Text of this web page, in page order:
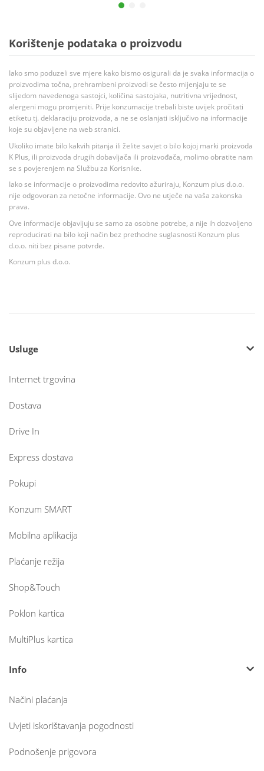
Korištenje podataka o proizvodu
Iako smo poduzeli sve mjere kako bismo osigurali da je svaka informacija o
proizvodima točna, prehrambeni proizvodi se često mijenjaju te se
slijedom navedenoga sastojci, količina sastojaka, nutritivna vrijednost,
alergeni mogu promjeniti. Prije konzumacije trebali biste uvijek pročitati
etiketu tj. deklaraciju proizvoda, a ne se oslanjati isključivo na informacije
koje su objavljene na web stranici.
Ukoliko imate bilo kakvih pitanja ili želite savjet o bilo kojoj marki proizvoda
K Plus, ili proizvoda drugih dobavljača ili proizvođača, molimo obratite nam
se s povjerenjem na Službu za Korisnike.
Iako se informacije o proizvodima redovito ažuriraju, Konzum plus d.o.o.
nije odgovoran za netočne informacije. Ovo ne utječe na vaša zakonska
prava.
Ove informacije objavljuju se samo za osobne potrebe, a nije ih dozvoljeno
reproducirati na bilo koji način bez prethodne suglasnosti Konzum plus
d.o.o. niti bez pisane potvrde.
Konzum plus d.o.o.
Usluge
Internet trgovina
Dostava
Drive In
Express dostava
Pokupi
Konzum SMART
Mobilna aplikacija
Plaćanje režija
Shop&Touch
Poklon kartica
MultiPlus kartica
Info
Načini plaćanja
Uvjeti iskorištavanja pogodnosti
Podnošenje prigovora